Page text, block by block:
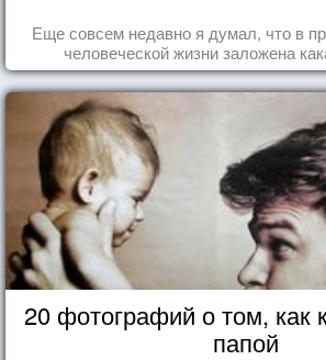
Еще совсем недавно я думал, что в
человеческой жизни заложена
20 фотографий о том, как
папой